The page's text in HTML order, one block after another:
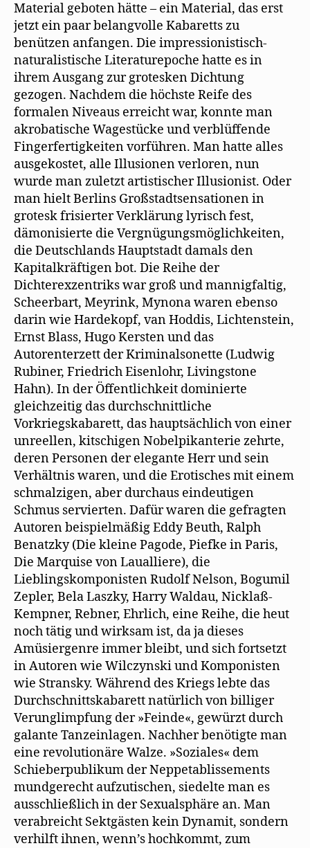
Material geboten hätte – ein Material, das erst
jetzt ein paar belangvolle Kabaretts zu
benützen anfangen. Die impressionistisch-
naturalistische Literaturepoche hatte es in
ihrem Ausgang zur grotesken Dichtung
gezogen. Nachdem die höchste Reife des
formalen Niveaus erreicht war, konnte man
akrobatische Wagestücke und verblüffende
Fingerfertigkeiten vorführen. Man hatte alles
ausgekostet, alle Illusionen verloren, nun
wurde man zuletzt artistischer Illusionist. Oder
man hielt Berlins Großstadtsensationen in
grotesk frisierter Verklärung lyrisch fest,
dämonisierte die Vergnügungsmöglichkeiten,
die Deutschlands Hauptstadt damals den
Kapitalkräftigen bot. Die Reihe der
Dichterexzentriks war groß und mannigfaltig,
Scheerbart, Meyrink, Mynona waren ebenso
darin wie Hardekopf, van Hoddis, Lichtenstein,
Ernst Blass, Hugo Kersten und das
Autorenterzett der Kriminalsonette (Ludwig
Rubiner, Friedrich Eisenlohr, Livingstone
Hahn). In der Öffentlichkeit dominierte
gleichzeitig das durchschnittliche
Vorkriegskabarett, das hauptsächlich von einer
unreellen, kitschigen Nobelpikanterie zehrte,
deren Personen der elegante Herr und sein
Verhältnis waren, und die Erotisches mit einem
schmalzigen, aber durchaus eindeutigen
Schmus servierten. Dafür waren die gefragten
Autoren beispielmäßig Eddy Beuth, Ralph
Benatzky (Die kleine Pagode, Piefke in Paris,
Die Marquise von Laualliere), die
Lieblingskomponisten Rudolf Nelson, Bogumil
Zepler, Bela Laszky, Harry Waldau, Nicklaß-
Kempner, Rebner, Ehrlich, eine Reihe, die heut
noch tätig und wirksam ist, da ja dieses
Amüsiergenre immer bleibt, und sich fortsetzt
in Autoren wie Wilczynski und Komponisten
wie Stransky. Während des Kriegs lebte das
Durchschnittskabarett natürlich von billiger
Verunglimpfung der »Feinde«, gewürzt durch
galante Tanzeinlagen. Nachher benötigte man
eine revolutionäre Walze. »Soziales« dem
Schieberpublikum der Neppetablissements
mundgerecht aufzutischen, siedelte man es
ausschließlich in der Sexualsphäre an. Man
verabreicht Sektgästen kein Dynamit, sondern
verhilft ihnen, wenn’s hochkommt, zum